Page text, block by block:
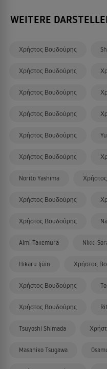
WEITERE
Χρήστος Βουδούρης
Χρήστος Βουδούρης
Χρήστος Βουδούρης
Χρήστος Βουδούρης
Χρήστος Βουδούρης
Χρήστος Βουδούρης
Norito Yashima
Χρήστος Βουδούρης
Χρήστος Βουδούρης
Aimi Takemura Nikki
Hikaru Ijūin Χρήστος
Χρήστος Βουδούρης
Χρήστος Βουδούρης
Tsuyoshi Shimada
Masahiko Tsugawa